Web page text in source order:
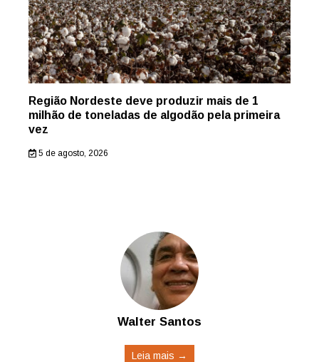
Região Nordeste deve produzir mais de 1
milhão de toneladas de algodão pela primeira
vez
5 de agosto, 2026
Walter Santos
Leia mais →